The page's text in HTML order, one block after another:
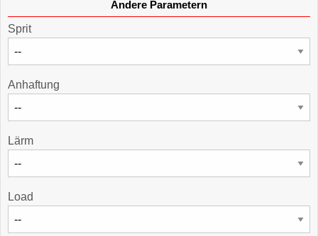
Andere Parametern
Sprit
Anhaftung
Lärm
Load